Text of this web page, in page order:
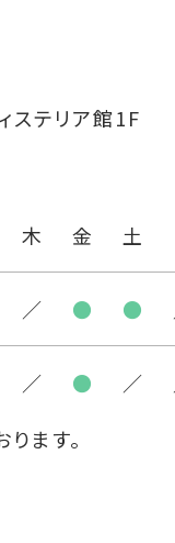
テリア館1F
木 金 土
／ ● ●
／ ● ／
ます。